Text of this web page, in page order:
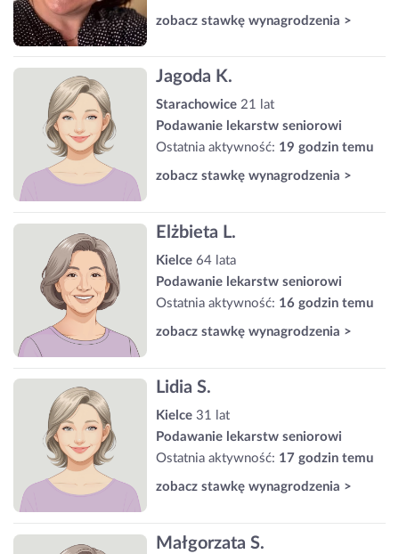
zobacz stawkę wynagrodzenia >
Jagoda K.
Starachowice 21 lat
Podawanie lekarstw seniorowi
Ostatnia aktywność: 19 godzin temu
zobacz stawkę wynagrodzenia >
Elżbieta L.
Kielce 64 lata
Podawanie lekarstw seniorowi
Ostatnia aktywność: 16 godzin temu
zobacz stawkę wynagrodzenia >
Lidia S.
Kielce 31 lat
Podawanie lekarstw seniorowi
Ostatnia aktywność: 17 godzin temu
zobacz stawkę wynagrodzenia >
Małgorzata S.